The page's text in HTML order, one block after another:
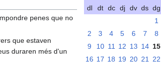
dl
dt dc dj dv ds dg
1
2
3 4 5 6 7
8
9
10 11 12 13 14 15
16 17 18 19 20 21
22
penes que no
que estaven
duraren més d'un